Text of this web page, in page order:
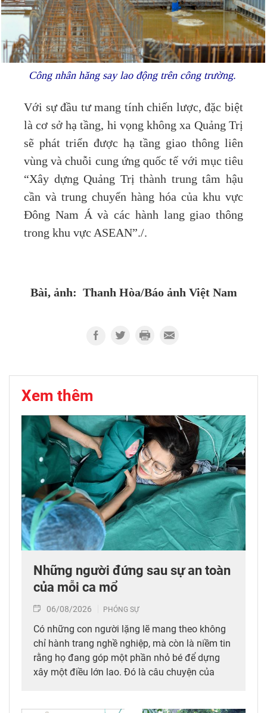
Công nhân hăng say lao động trên công trường.
Với sự đầu tư mang tính chiến lược, đặc biệt
là cơ sở hạ tầng, hi vọng không xa Quảng Trị
sẽ phát triển được hạ tầng giao thông liên
vùng và chuỗi cung ứng quốc tế với mục tiêu
“Xây dựng Quảng Trị thành trung tâm hậu
cần và trung chuyển hàng hóa của khu vực
Đông Nam Á và các hành lang giao thông
trong khu vực ASEAN”./.
Bài, ảnh: Thanh Hòa/Báo ảnh Việt Nam
Xem thêm
Những người đứng sau sự an toàn
của mỗi ca mổ
06/08/2026 PHÓNG SỰ
Có những con người lặng lẽ mang theo không
chỉ hành trang nghề nghiệp, mà còn là niềm tin
rằng họ đang góp một phần nhỏ bé để dựng
xây một điều lớn lao. Đó là câu chuyện của